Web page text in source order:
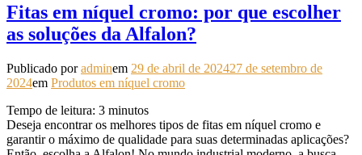
Fitas em níquel cromo: por que escolher
as soluções da Alfalon?
Publicado poradminem 29 de abril de 202427 de setembro de
2024em Produtos em níquel cromo
Tempo de leitura: 3 minutos
Deseja encontrar os melhores tipos de fitas em níquel cromo e
garantir o máximo de qualidade para suas determinadas aplicações?